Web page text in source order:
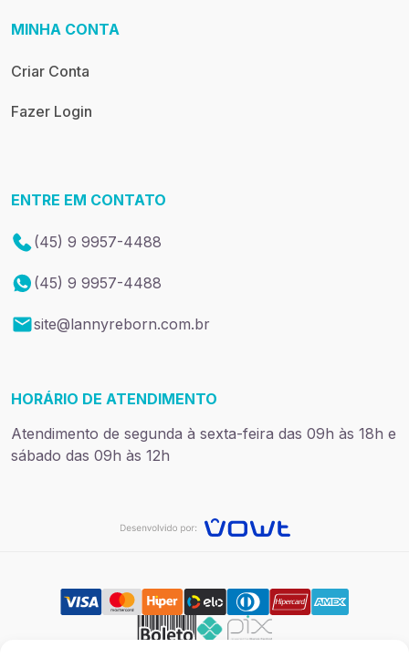
MINHA CONTA
Criar Conta
Fazer Login
ENTRE EM CONTATO
(45) 9 9957-4488
(45) 9 9957-4488
site@lannyreborn.com.br
HORÁRIO DE ATENDIMENTO
Atendimento de segunda à sexta-feira das 09h às 18h e
sábado das 09h às 12h